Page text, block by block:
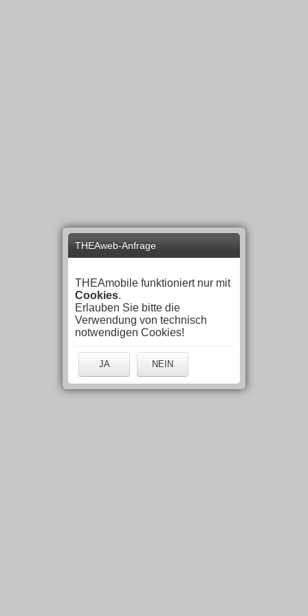
THEAweb-Anfrage
THEAmobile funktioniert nur mit
Cookies.
Erlauben Sie bitte die
Verwendung von technisch
notwendigen Cookies!
JA NEIN